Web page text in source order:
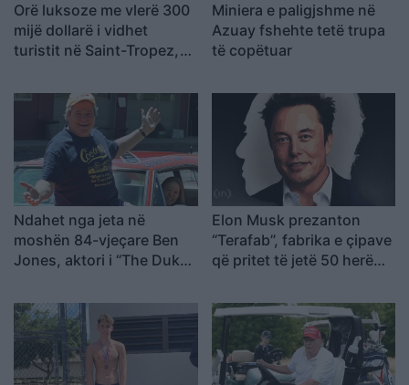
Orë luksoze me vlerë 300
mijë dollarë i vidhet
turistit në Saint-Tropez,
Miniera e paligjshme në
Azuay fshehte tetë trupa
të copëtuar
Ndahet nga jeta në
moshën 84-vjeçare Ben
Jones, aktori i “The Dukes
Elon Musk prezanton
“Terafab”, fabrika e çipave
që pritet të jetë 50 herë